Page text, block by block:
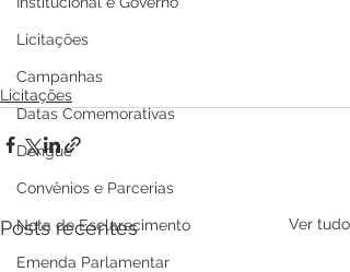
Licitações
Campanhas
Datas Comemorativas
Dengue
Convênios e Parcerias
Nota de Esclarecimento
Emenda Parlamentar
Licitações
Posts recentes Ver tudo